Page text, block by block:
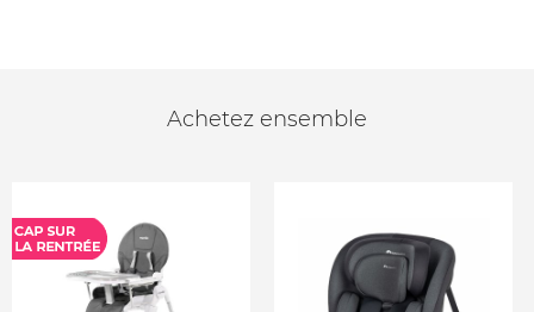
Achetez ensemble